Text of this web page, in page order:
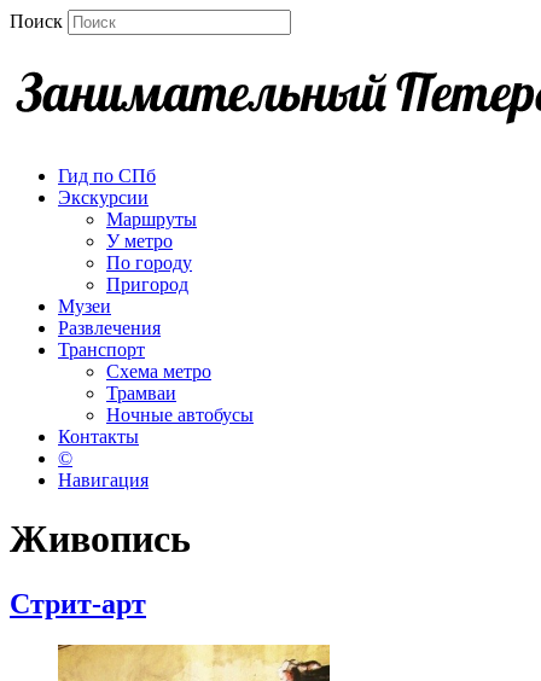
Поиск
Гид по СПб
Экскурсии
Маршруты
У метро
По городу
Пригород
Музеи
Развлечения
Транспорт
Схема метро
Трамваи
Ночные автобусы
Контакты
©
Навигация
Живопись
Стрит-арт